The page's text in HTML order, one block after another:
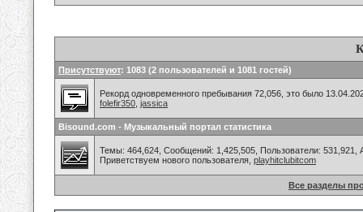
Присутствуют: 1083 (2 пользователей и 1081 гостей)
Рекорд одновременного пребывания 72,056, это было
folefir350 jassica
Bisound.com - Музыкальный портал статистика
Темы: 464,624, Сообщений: 1,425,505, Пользователи: 531,921,
Приветствуем нового пользователя, playhitclubitcom
Все разделы